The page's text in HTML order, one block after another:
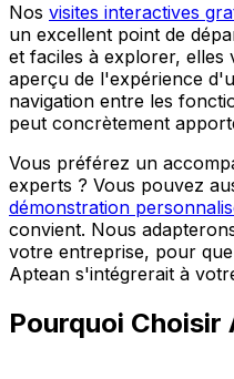
Nos visites interactives
un excellent point de
et faciles à explorer,
aperçu de l'expérience
navigation entre les
peut concrètement
Vous préférez un
experts ? Vous pouvez
démonstration
convient. Nous
votre entreprise, pour
Aptean s'intégrerait à
Pourquoi Choisir